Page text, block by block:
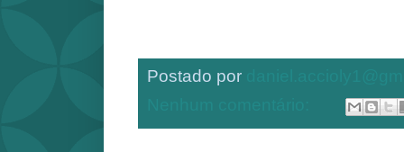
Postado por